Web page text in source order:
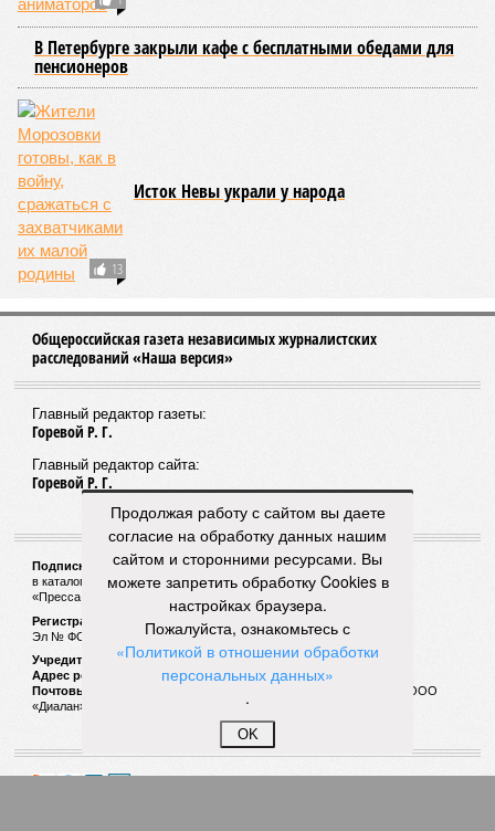
Этот проект призван дополнить существующие линии
городе. Для успешной реализации новой транспортной
системы планируется тесная интеграция пригородных
электричек в городскую транспортную сеть. Это
предполагает создание единой системы тарифов и
маршрутов, а также согласование расписаний электричек с
городским общественным транспортом.
Председатель Комитета по транспорту Санкт-Петербурга
Денис Минкин
основ для будущего наземного метро. По его словам, шаги
в этом направлении уже предпринимаются, начиная с
2025 году такое движение было организовано на пяти
направлениях, а в апреле 2026 года открыли новое
билета, который позволит пассажирам пользоваться
скидками при пересадках между электричками и метро с
помощью карты «Подорожник».
Напомним, законодательное собрание Северной столицы в
ноябре прошлого года одобрило законопроект,
устанавливающий фиксированный тариф на
железнодорожные перевозки в черте города. Этот шаг
рассматривается как фундамент для создания сети
городского электрического наземного метро.
Предполагается, что единый тариф, ориентировочно в
пределах 60–69 рублей за поездку, обеспечит возможность
перевозить около 180 миллионов пассажиров в год.
Запущенное в апреле этого года тактовое движение от
Балтийского вокзала до Гатчины стало шестым
Продолжая работу с сайтом вы даете
согласие на обработку данных нашим
сайтом и сторонними ресурсами. Вы
можете запретить обработку Cookies в
настройках браузера.
Пожалуйста, ознакомьтесь с
«Политикой в отношении обработки
персональных данных»
.
OK